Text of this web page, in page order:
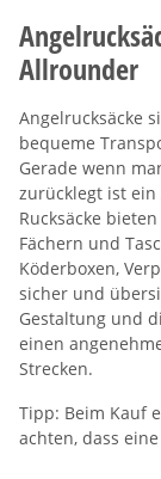
Allrounder
Angelrucksäcke
bequeme
Gerade wenn
zurücklegt ist ein
Rucksäcke
Fächern und
Köderboxen,
sicher und
Gestaltung und
einen
Strecken.
Tipp: Beim Kauf
achten, dass